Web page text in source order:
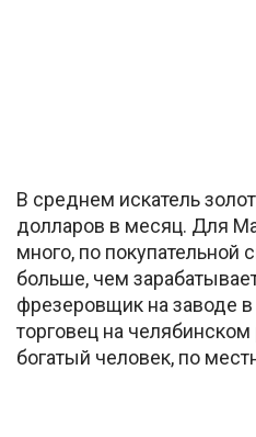
В среднем искатель
долларов в месяц. Для
много, по покупательной
больше, чем
фрезеровщик на заводе
торговец на
богатый человек, по